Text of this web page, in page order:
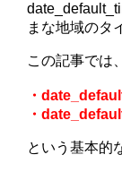
まな地域のタ
この記事では、
・
・
という基本的